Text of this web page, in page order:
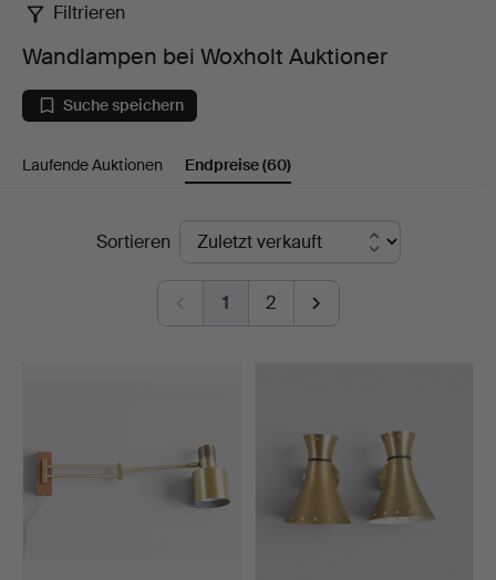
Wandlampen
bei
Woxholt
Auktioner
Filtrieren
Wandlampen bei Woxholt Auktioner
Suche speichern
Laufende Auktionen Endpreise(60)
EndpreiseSortieren
1 2